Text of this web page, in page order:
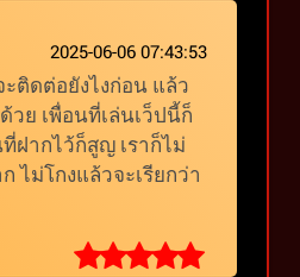
2025-06-06 07:43:53
ติดต่อยังไงก่อน แล้ว
วย เพื่อนที่เล่นเว็ปนี้ก็
ที่ฝากไว้ก็สูญ เราก็ไม่
ไม่โกงแล้วจะเรียกว่า